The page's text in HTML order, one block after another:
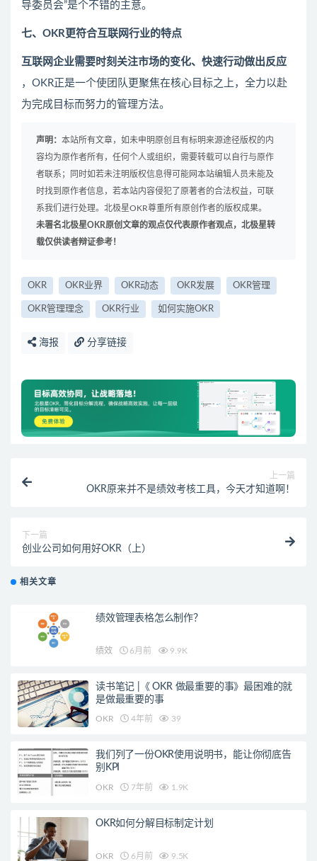
导委员会”是个不错的主意。
七、OKR更符合互联网行业的特点
互联网企业需要时刻关注市场的变化、快速行动做出反应
，OKR正是一个使团队更聚焦在核心目标之上，全力以赴
为完成目标而努力的管理方法。
声明： 本站所有文章，如未申明原创且有标明来源途径版权的内
容均为原作者所有，任何个人或组织，需要转载可以自行与原作
者联系；同时如若未注明版权信息得可能网本站编辑人员未能及
时找到原作者信息，若本站内容侵犯了原著者的合法权益，可联
系我们进行处理。北极星OKR尊重所有原创作者的版权成果。
未署名北极星OKR原创文章的观点仅代表原作者观点，北极星转
载仅供读者辩证参考！
OKR OKR业界 OKR动态 OKR发展 OKR管理
OKR管理理念 OKR行业 如何实施OKR
海报 分享链接
上一篇
OKR原来并不是绩效考核工具，今天才知道啊！
下一篇
创业公司如何用好OKR（上）
相关文章
绩效管理表格怎么制作？
绩效 6月前 9.9K
读书笔记 |《 OKR 做最重要的事》最困难的就
是做最重要的事
OKR 4年前 39
我们列了一份OKR使用说明书，能让你彻底告
别KPI
OKR 7年前 1.9K
OKR如何分解目标制定计划
OKR 6月前 9.5K